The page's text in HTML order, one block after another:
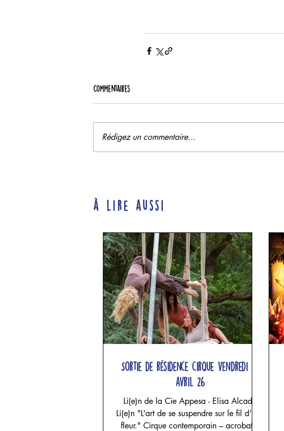
Commentaires
Rédigez un commentaire...
à lire aussi
Sortie de résidence cirque vendredi 24
avril 26
Li(e)n de la Cie Appesa - Elisa Alcade
Li(e)n "L’art de se suspendre sur le fil d’une
fleur." Cirque contemporain – acrobatie